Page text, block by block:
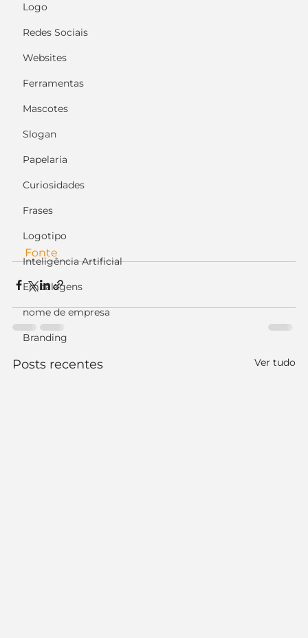
Logo
Redes Sociais
Websites
Ferramentas
Mascotes
Slogan
Papelaria
Curiosidades
Frases
Logotipo
Inteligência Artificial
Embalagens
nome de empresa
Branding
Fonte
Posts recentes Ver tudo